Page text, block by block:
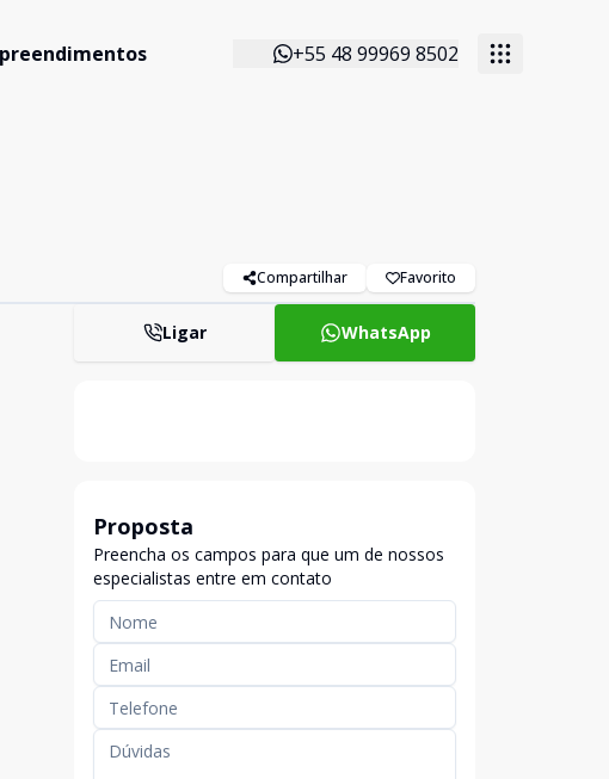
+55 48 99969 8502
Compartilhar Favorito
Ligar WhatsApp
Proposta
Preencha os campos para que um de nossos
especialistas entre em contato